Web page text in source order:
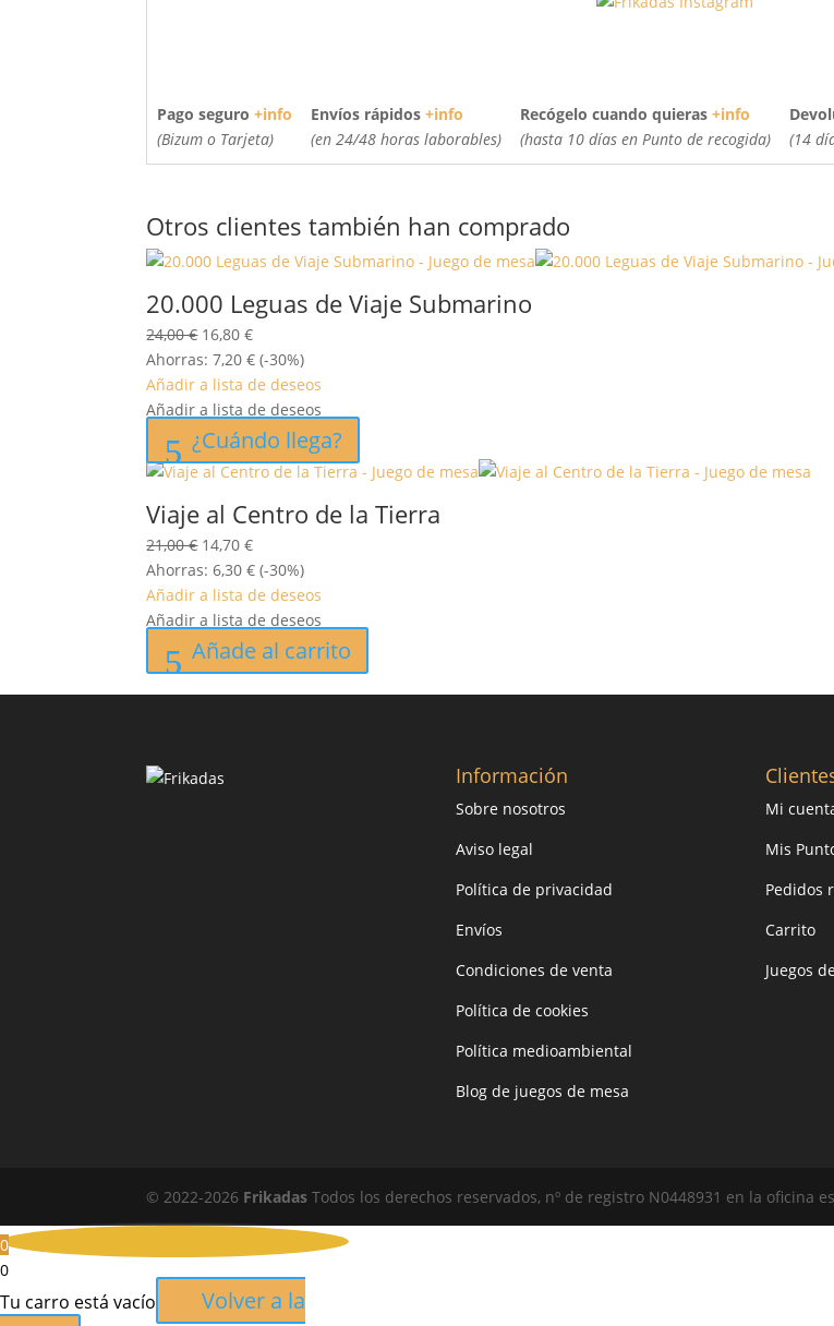
Pago seguro +info
(Bizum o Tarjeta)
Envíos rápidos +info
(en 24/48 horas laborables)
Recógelo cuando quieras +info
(hasta 10 días en Punto de recogida)
(14
Otros clientes también han comprado
20.000 Leguas de Viaje Submarino
24,00€ El
precio
original
era:
24,00 €.
16,80€El
precio
actual
es:
16,80 €.
Ahorras: 7,20€ (-30%)
Añadir a lista de deseos
Añadir a lista de deseos
¿Cuándo llega?
Viaje al Centro de la Tierra
21,00€ El
precio
original
era:
21,00 €.
14,70€El
precio
actual
es:
14,70 €.
Ahorras: 6,30€ (-30%)
Añadir a lista de deseos
Añadir a lista de deseos
Añade al carrito
Información
Sobre nosotros
Aviso legal
Política de privacidad
Envíos
Condiciones de venta
Política de cookies
Política medioambiental
Blog de juegos de mesa
Mi
Mis
Pedidos
Carrito
Juegos
© 2022-2026 Frikadas Todos los derechos reservados, nº de registro N0448931 en la oficina
0
0
Tu carro está vacío
Volver a la